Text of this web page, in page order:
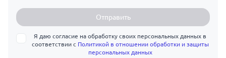
Отправить
Я даю согласие на обработку своих персональных данных в
соответствии с Политикой в отношении обработки и защиты
персональных данных